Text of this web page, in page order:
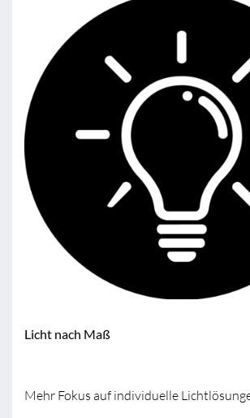
Licht nach Maß
Mehr Fokus auf individuelle